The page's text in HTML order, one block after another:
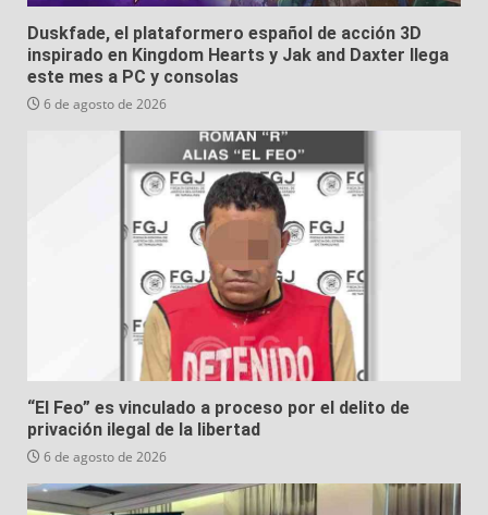
Duskfade, el plataformero español de acción 3D
inspirado en Kingdom Hearts y Jak and Daxter llega
este mes a PC y consolas
6 de agosto de 2026
“El Feo” es vinculado a proceso por el delito de
privación ilegal de la libertad
6 de agosto de 2026